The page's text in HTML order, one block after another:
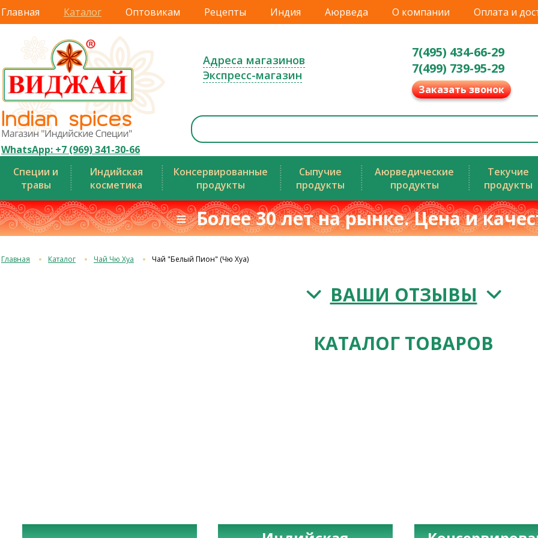
Главная Каталог Оптовикам Рецепты Индия Аюрведа О компании Оплата и
WhatsApp: +7 (969) 341-30-66
Адреса магазинов
Экспресс-магазин
7(495) 434-66-29
7(499) 739-95-29
Заказать звонок
Специи и
травы
Индийская
косметика
Консервированные
продукты
Сыпучие
продукты
Аюрведические
продукты
Текучие
продукты
≡ Более 30 лет на рынке. Цена и
Главная Каталог Чай Чю Хуа Чай "Белый Пион" (Чю Хуа)
ВАШИ ОТЗЫВЫ
КАТАЛОГ ТОВАРОВ